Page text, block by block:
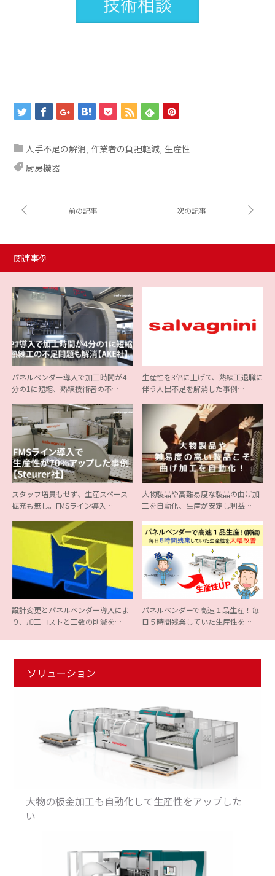
人手不足の解消 作業者の負担軽減 生産性
厨房機器
関連事例
パネルベンダー導入で加工時間が4
分の1に短縮、熟練技術者の不…
生産性を3倍に上げて、熟練工退職に
伴う人出不足を解消した事例…
スタッフ増員もせず、生産スペース
拡充も無し。FMSライン導入…
大物製品や高難易度な製品の曲げ加
工を自動化、生産が安定し利益…
設計変更とパネルベンダー導入によ
り、加工コストと工数の削減を…
パネルベンダーで高速１品生産！毎
日５時間残業していた生産性を…
ソリューション
大物の板金加工も自動化して生産性をアップした
い